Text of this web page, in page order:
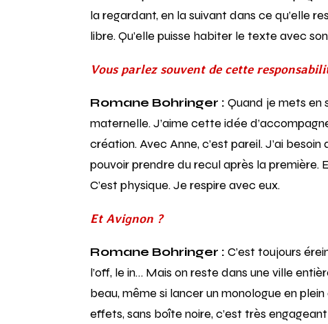
la regardant, en la suivant dans ce qu’elle
libre. Qu’elle puisse habiter le texte avec
Vous parlez souvent de cette
Romane Bohringer : Quand je mets en
maternelle. J’aime cette idée
création. Avec Anne, c’est pareil. J’ai
pouvoir prendre du recul après la première.
C’est physique. Je respire avec eux.
Et Avignon ?
Romane Bohringer : C’est toujours
l’off, le in… Mais on reste dans une ville
beau, même si lancer un monologue en
effets, sans boîte noire, c’est très